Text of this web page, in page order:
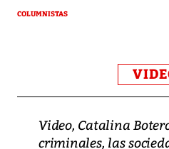
COLUMNISTAS
Video, Catalina
criminales, las